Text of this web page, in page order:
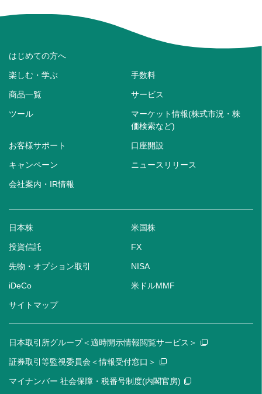
はじめての方へ
楽しむ・学ぶ 手数料
商品一覧 サービス
ツール
マーケット情報(株式市況・株
価検索など)
お客様サポート 口座開設
キャンペーン ニュースリリース
会社案内・IR情報
日本株 米国株
投資信託 FX
先物・オプション取引 NISA
iDeCo 米ドルMMF
サイトマップ
日本取引所グループ＜適時開示情報閲覧サービス＞
証券取引等監視委員会＜情報受付窓口＞
マイナンバー 社会保障・税番号制度(内閣官房)